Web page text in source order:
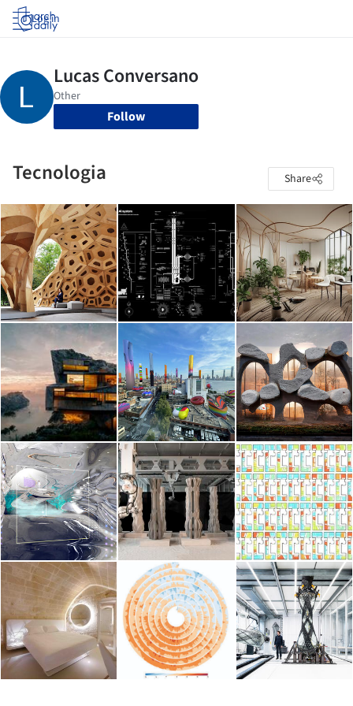
Log in
Follow
Tecnologia Share